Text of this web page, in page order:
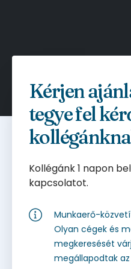
Kérjen
tegye fel
Kollégánk 1 napon
kapcsolatot.
Munkaerő-
Olyan cégek és
megkeresését
megállapodtak